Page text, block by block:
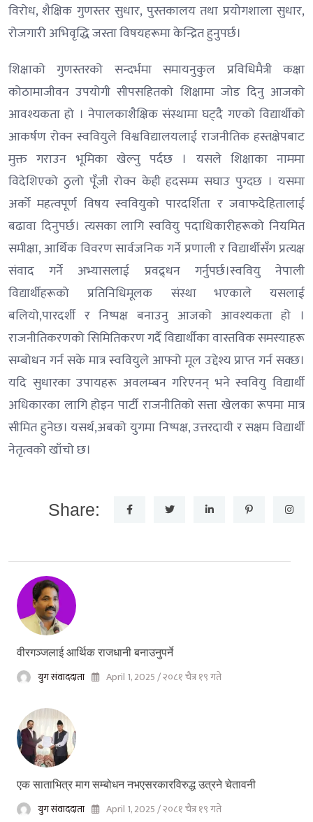
विरोध, शैक्षिक गुणस्तर सुधार, पुस्तकालय तथा प्रयोगशाला सुधार,
रोजगारी अभिवृद्धि जस्ता विषयहरूमा केन्द्रित हुनुपर्छ।
शिक्षाको गुणस्तरको सन्दर्भमा समायनुकुल प्रविधिमैत्री कक्षा
कोठामाजीवन उपयोगी सीपसहितको शिक्षामा जोड दिनु आजको
आवश्यकता हो । नेपालकाशैक्षिक संस्थामा घट्दै गएको विद्यार्थीको
आकर्षण रोक्न स्ववियुले विश्वविद्यालयलाई राजनीतिक हस्तक्षेपबाट
मुक्त गराउन भूमिका खेल्नु पर्दछ । यसले शिक्षाका नाममा
विदेशिएको ठुलो पूँजी रोक्न केही हदसम्म सघाउ पुग्दछ । यसमा
अर्को महत्वपूर्ण विषय स्ववियुको पारदर्शिता र जवाफदेहितालाई
बढावा दिनुपर्छ। त्यसका लागि स्ववियु पदाधिकारीहरूको नियमित
समीक्षा, आर्थिक विवरण सार्वजनिक गर्ने प्रणाली र विद्यार्थीसँग प्रत्यक्ष
संवाद गर्ने अभ्यासलाई प्रवद्र्धन गर्नुपर्छ।स्ववियु नेपाली
विद्यार्थीहरूको प्रतिनिधिमूलक संस्था भएकाले यसलाई
बलियो,पारदर्शी र निष्पक्ष बनाउनु आजको आवश्यकता हो ।
राजनीतिकरणको सिमितिकरण गर्दै विद्यार्थीका वास्तविक समस्याहरू
सम्बोधन गर्न सके मात्र स्ववियुले आफ्नो मूल उद्देश्य प्राप्त गर्न सक्छ।
यदि सुधारका उपायहरू अवलम्बन गरिएनन् भने स्ववियु विद्यार्थी
अधिकारका लागि होइन पार्टी राजनीतिको सत्ता खेलका रूपमा मात्र
सीमित हुनेछ। यसर्थ,अबको युगमा निष्पक्ष, उत्तरदायी र सक्षम विद्यार्थी
नेतृत्वको खाँचो छ।
Share:
वीरगञ्जलाई आर्थिक राजधानी बनाउनुपर्ने
युग संवाददाता April 1, 2025 / २०८१ चैत्र १९ गते
एक साताभित्र माग सम्बोधन नभएसरकारविरुद्ध उत्रने चेतावनी
युग संवाददाता April 1, 2025 / २०८१ चैत्र १९ गते